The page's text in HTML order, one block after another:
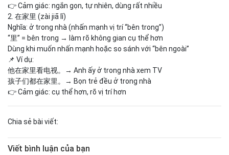
👉 Cảm giác: ngắn gọn, tự nhiên, dùng rất nhiều
2. 在家里 (zài jiā lǐ)
Nghĩa: ở trong nhà (nhấn mạnh vị trí “bên trong”)
“里” = bên trong → làm rõ không gian cụ thể hơn
Dùng khi muốn nhấn mạnh hoặc so sánh với “bên ngoài”
📌 Ví dụ:
他在家里看电视。→ Anh ấy ở trong nhà xem TV
孩子们都在家里。→ Bọn trẻ đều ở trong nhà
👉 Cảm giác: cụ thể hơn, rõ vị trí hơn
Chia sẻ bài viết:
Viết bình luận của bạn